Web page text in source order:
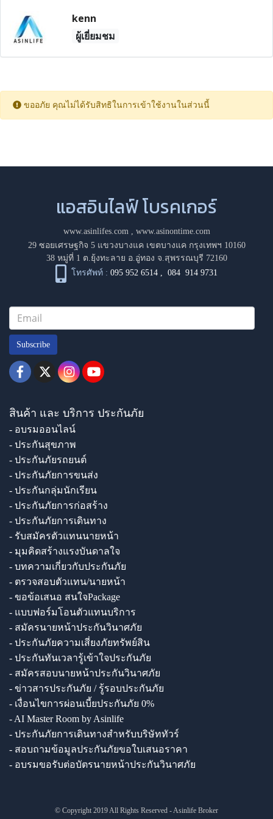
kenn
ผู้เยี่ยมชม
ขออภัย คุณไม่ได้รับสิทธิในการเข้าใช้งานในส่วนนี้
แอสอินไลฟ์ โบรคเกอร์
www.asinlifes.com, www.asinontime.com
29 ซอยเศรษฐกิจ 5 แขวงบางแค เขตบางแค กรุงเทพฯ 10160
38 หมู่ที่ 1 ต.ยุ้งทะลาย อ.อู่ทอง จ.สุพรรณบุรี 72160
โทรศัพท์ : 095 952 6514 ,084 914 9731
Subscribe
สินค้า และ บริการ ประกันภัย
- อบรมออนไลน์
- ประกันสุขภาพ
- ประกันภัยรถยนต์
- ประกันภัยการขนส่ง
- ประกันกลุ่มนักเรียน
- ประกันภัยการก่อสร้าง
- ประกันภัยการเดินทาง
- รับสมัครตัวแทนนายหน้า
- มุมคิดสร้างแรงบันดาลใจ
- บทความเกี่ยวกับประกันภัย
- ตรวจสอบตัวแทน/นายหน้า
- ขอข้อเสนอ สนใจPackage
- แบบฟอร์มโอนตัวแทนบริการ
- สมัครนายหน้าประกันวินาศภัย
- ประกันภัยความเสี่ยงภัยทรัพย์สิน
- ประกันทันเวลารู้เข้าใจประกันภัย
- สมัครสอบนายหน้าประกันวินาศภัย
- ข่าวสารประกันภัย / รู้รอบประกันภัย
- เงื่อนไขการผ่อนเบี้ยประกันภัย 0%
- AI Master Room by Asinlife
- ประกันภัยการเดินทางสำหรับบริษัททัวร์
- สอบถามข้อมูลประกันภัยขอใบเสนอราคา
- อบรมขอรับต่อบัตรนายหน้าประกันวินาศภัย
© Copyright 2019 All Rights Reserved - Asinlife Broker